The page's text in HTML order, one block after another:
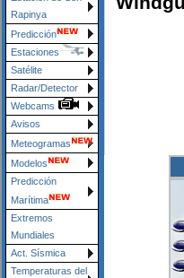
Rapinya
Predicción
Estaciones
Satélite
Radar/Detector
Webcams
Avisos
Meteogramas
Modelos
Predicción
Marítima
Extremos
Mundiales
Act. Sísmica
Temperaturas del